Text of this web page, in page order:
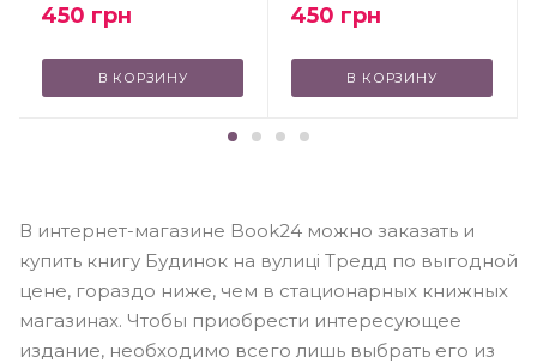
450 грн
В КОРЗИНУ
450 грн
В КОРЗИНУ
В интернет-магазине Book24 можно заказать и
купить книгу Будинок на вулиці Тредд по выгодной
цене, гораздо ниже, чем в стационарных книжных
магазинах. Чтобы приобрести интересующее
издание, необходимо всего лишь выбрать его из